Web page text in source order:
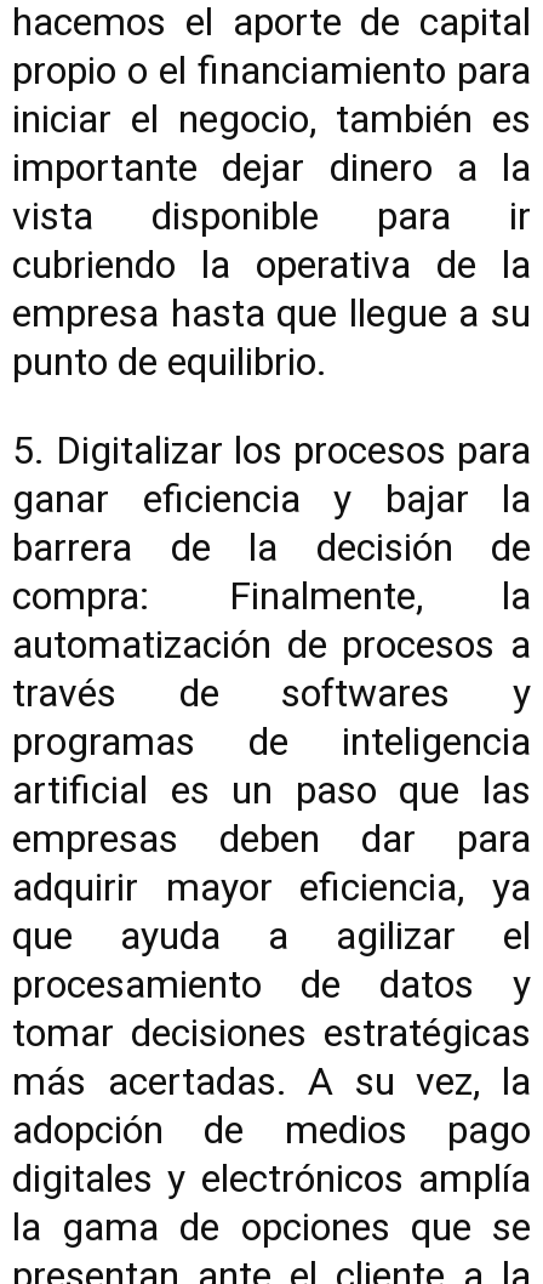
hacemos el aporte de capital
propio o el financiamiento para
iniciar el negocio, también es
importante dejar dinero a la
vista disponible para ir
cubriendo la operativa de la
empresa hasta que llegue a su
punto de equilibrio.
5. Digitalizar los procesos para
ganar eficiencia y bajar la
barrera de la decisión de
compra: Finalmente, la
automatización de procesos a
través de softwares y
programas de inteligencia
artificial es un paso que las
empresas deben dar para
adquirir mayor eficiencia, ya
que ayuda a agilizar el
procesamiento de datos y
tomar decisiones estratégicas
más acertadas. A su vez, la
adopción de medios pago
digitales y electrónicos amplía
la gama de opciones que se